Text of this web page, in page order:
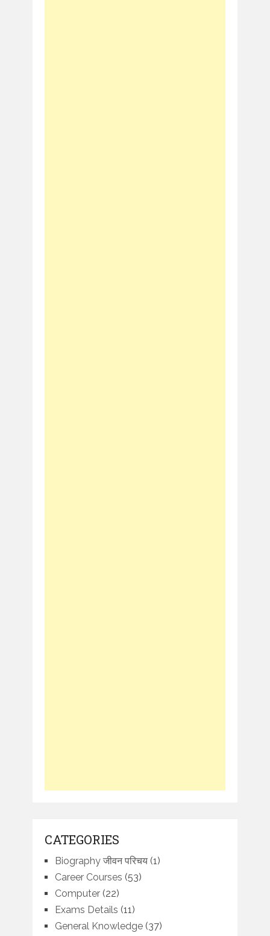
CATEGORIES
Biography जीवन परिचय(1)
Career Courses (53)
Computer(22)
Exams Details (11)
General Knowledge(37)